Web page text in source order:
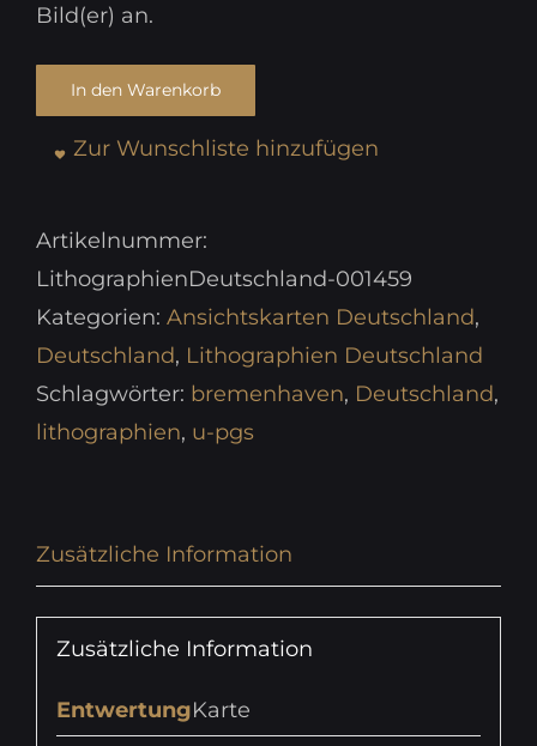
Bild(er) an.
In den Warenkorb
Zur Wunschliste hinzufügen
Artikelnummer:
LithographienDeutschland-001459
Kategorien: Ansichtskarten Deutschland,
Deutschland, Lithographien Deutschland
Schlagwörter: bremenhaven, Deutschland,
lithographien, u-pgs
Zusätzliche Information
Zusätzliche Information
EntwertungKarte